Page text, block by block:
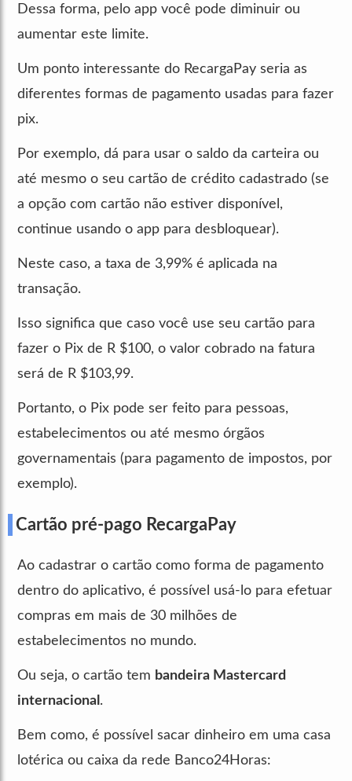
Dessa forma, pelo app você pode diminuir ou
aumentar este limite.
Um ponto interessante do RecargaPay seria as
diferentes formas de pagamento usadas para fazer
pix.
Por exemplo, dá para usar o saldo da carteira ou
até mesmo o seu cartão de crédito cadastrado (se
a opção com cartão não estiver disponível,
continue usando o app para desbloquear).
Neste caso, a taxa de 3,99% é aplicada na
transação.
Isso significa que caso você use seu cartão para
fazer o Pix de R $100, o valor cobrado na fatura
será de R $103,99.
Portanto, o Pix pode ser feito para pessoas,
estabelecimentos ou até mesmo órgãos
governamentais (para pagamento de impostos, por
exemplo).
Cartão pré-pago RecargaPay
Ao cadastrar o cartão como forma de pagamento
dentro do aplicativo, é possível usá-lo para efetuar
compras em mais de 30 milhões de
estabelecimentos no mundo.
Ou seja, o cartão tem bandeira Mastercard
internacional .
Bem como, é possível sacar dinheiro em uma casa
lotérica ou caixa da rede Banco24Horas: